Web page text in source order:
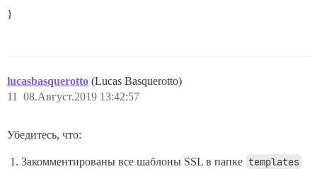
}
lucasbasquerotto (Lucas Basquerotto)
08.Август.2019 13:42:57
11
Убедитесь, что:
Закомментированы все шаблоны SSL в папке templates